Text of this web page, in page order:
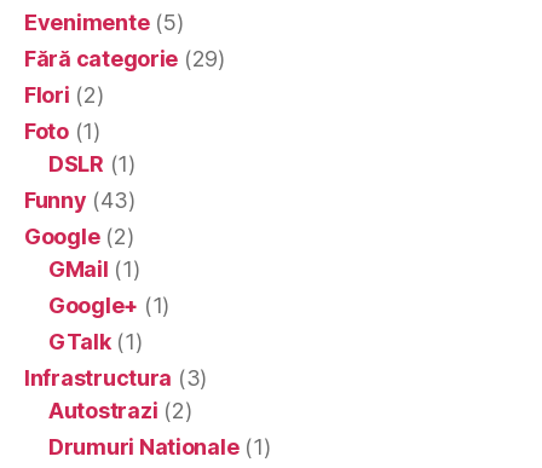
Evenimente(5)
Fără categorie (29)
Flori (2)
Foto(1)
DSLR (1)
Funny (43)
Google(2)
GMail (1)
Google+ (1)
GTalk(1)
Infrastructura (3)
Autostrazi (2)
Drumuri Nationale(1)